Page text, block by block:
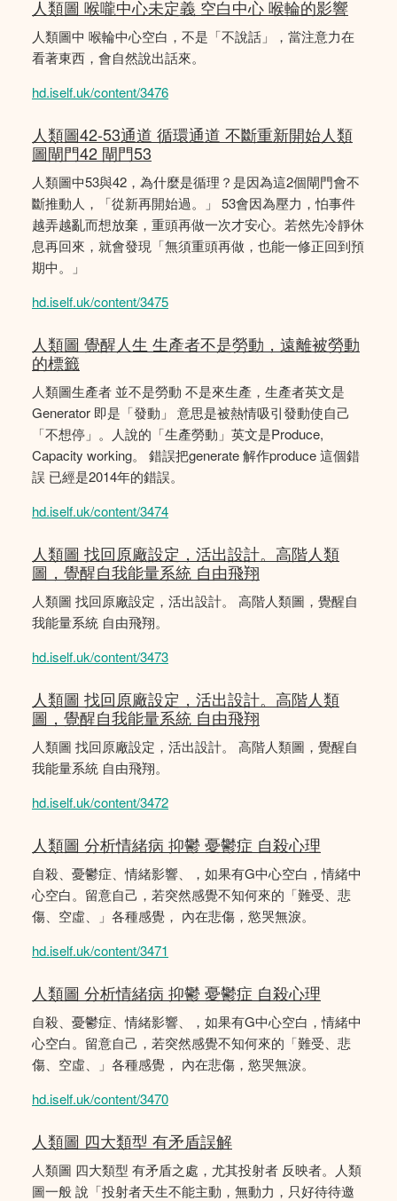
人類圖 喉嚨中心未定義 空白中心 喉輪的影響
人類圖中 喉輪中心空白，不是「不說話」，當注意力在
看著東西，會自然說出話來。
hd.iself.uk/content/3476
人類圖42-53通道 循環通道 不斷重新開始人類
圖閘門42 閘門53
人類圖中53與42，為什麼是循理？是因為這2個閘門會不
斷推動人，「從新再開始過。」 53會因為壓力，怕事件
越弄越亂而想放棄，重頭再做一次才安心。若然先冷靜休
息再回來，就會發現「無須重頭再做，也能一修正回到預
期中。」
hd.iself.uk/content/3475
人類圖 覺醒人生 生產者不是勞動，遠離被勞動
的標籤
人類圖生產者 並不是勞動 不是來生產，生產者英文是
Generator 即是「發動」 意思是被熱情吸引發動使自己
「不想停」。人說的「生產勞動」英文是Produce,
Capacity working。 錯誤把generate 解作produce 這個錯
誤 已經是2014年的錯誤。
hd.iself.uk/content/3474
人類圖 找回原廠設定，活出設計。高階人類
圖，覺醒自我能量系統 自由飛翔
人類圖 找回原廠設定，活出設計。 高階人類圖，覺醒自
我能量系統 自由飛翔。
hd.iself.uk/content/3473
人類圖 找回原廠設定，活出設計。高階人類
圖，覺醒自我能量系統 自由飛翔
人類圖 找回原廠設定，活出設計。 高階人類圖，覺醒自
我能量系統 自由飛翔。
hd.iself.uk/content/3472
人類圖 分析情緒病 抑鬱 憂鬱症 自殺心理
自殺、憂鬱症、情緒影響、，如果有G中心空白，情緒中
心空白。留意自己，若突然感覺不知何來的「難受、悲
傷、空虛、」各種感覺， 內在悲傷，慾哭無淚。
hd.iself.uk/content/3471
人類圖 分析情緒病 抑鬱 憂鬱症 自殺心理
自殺、憂鬱症、情緒影響、，如果有G中心空白，情緒中
心空白。留意自己，若突然感覺不知何來的「難受、悲
傷、空虛、」各種感覺， 內在悲傷，慾哭無淚。
hd.iself.uk/content/3470
人類圖 四大類型 有矛盾誤解
人類圖 四大類型 有矛盾之處，尤其投射者 反映者。人類
圖一般 說「投射者天生不能主動，無動力，只好待待邀